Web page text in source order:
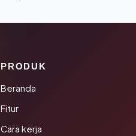
PRODUK
Beranda
Fitur
Cara kerja